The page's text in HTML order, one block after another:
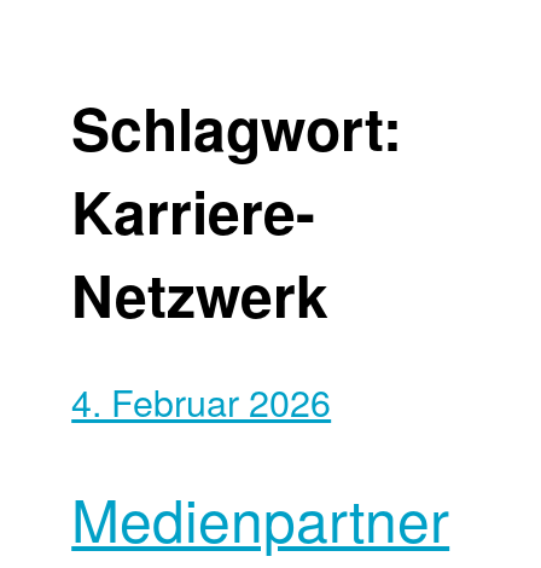
Schlagwort:
Karriere-
Netzwerk
4. Februar 2026
Medienpartner